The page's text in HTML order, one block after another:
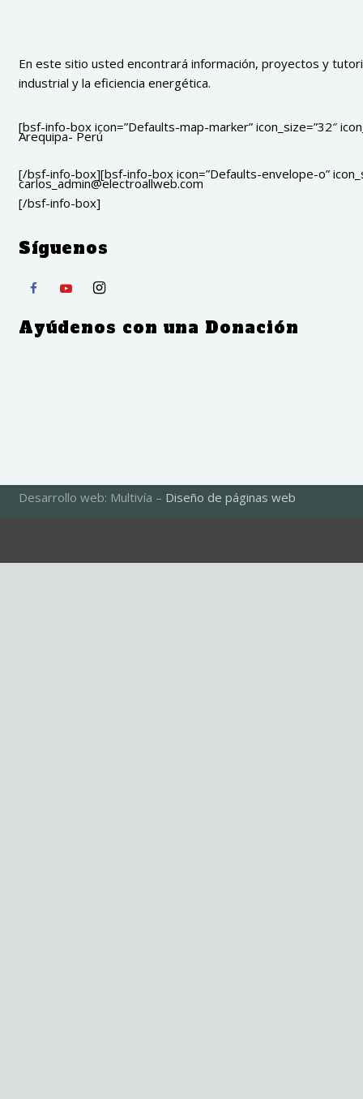
En este sitio usted encontrará información, proyectos y
industrial y la eficiencia energética.
[bsf-info-box icon=”Defaults-map-marker” icon_size=”32″
Arequipa- Perú
[/bsf-info-box][bsf-info-box icon=”Defaults-envelope-o”
carlos_admin@electroallweb.com
[/bsf-info-box]
Síguenos
Ayúdenos con una Donación
Desarrollo web: Multivía – Diseño de páginas web